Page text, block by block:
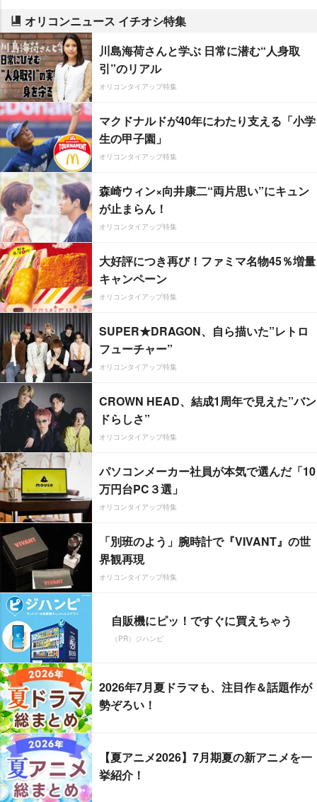
オリコンニュース イチオシ特集
川島海荷さんと学ぶ 日常に潜む“人身取
引”のリアル
オリコンタイアップ特集
マクドナルドが40年にわたり支える「小学
生の甲子園」
オリコンタイアップ特集
森崎ウィン×向井康二“両片思い”にキュン
が止まらん！
オリコンタイアップ特集
大好評につき再び！ファミマ名物45％増量
キャンペーン
オリコンタイアップ特集
SUPER★DRAGON、自ら描いた”レトロ
フューチャー”
オリコンタイアップ特集
CROWN HEAD、結成1周年で見えた”バン
ドらしさ”
オリコンタイアップ特集
パソコンメーカー社員が本気で選んだ「10
万円台PC３選」
オリコンタイアップ特集
「別班のよう」腕時計で『VIVANT』の世
界観再現
オリコンタイアップ特集
自販機にピッ！ですぐに買えちゃう
（PR）ジハンピ
2026年7月夏ドラマも、注目作＆話題作が
勢ぞろい！
【夏アニメ2026】7月期夏の新アニメを一
挙紹介！